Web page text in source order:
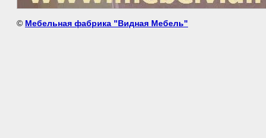
© Мебельная фабрика "Видная Мебель"